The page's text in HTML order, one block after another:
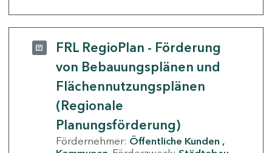
FRL RegioPlan - Förderung
von Bebauungsplänen und
Flächennutzungsplänen
(Regionale
Planungsförderung)
Fördernehmer: Öffentliche Kunden